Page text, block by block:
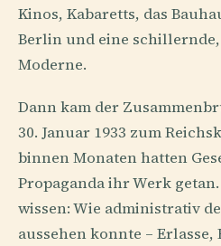
Kinos, Kabaretts, das
Berlin und eine
Moderne.
Dann kam der
30. Januar 1933 zum
binnen Monaten hatten
Propaganda ihr Werk
wissen: Wie administrativ
aussehen konnte –